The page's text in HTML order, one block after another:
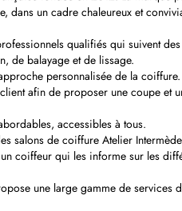
dans un cadre chaleureux et
qualifiés qui suivent
de balayage et de lissage.
personnalisée de la
afin de proposer une coupe et
accessibles à tous.
salons de coiffure Atelier
coiffeur qui les informe sur les
une large gamme de services